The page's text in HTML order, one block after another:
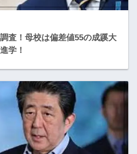
査！母校は偏差値55の成蹊大
学！